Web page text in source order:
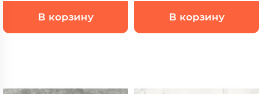
В корзину В корзину